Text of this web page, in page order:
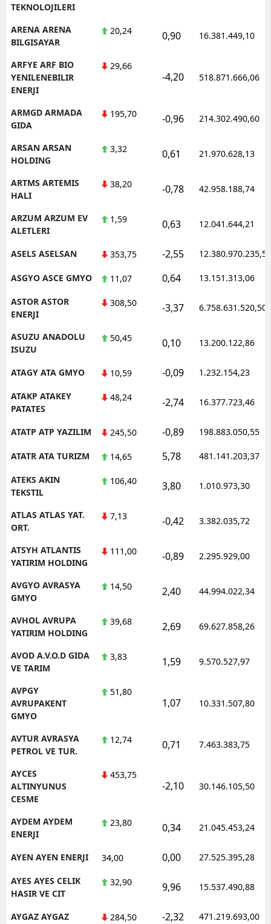
TEKNOLOJILERI
ARENA ARENA
BILGISAYAR
20,24 0,90 16.381.449,10
ARFYE ARF BIO
YENILENEBILIR
ENERJI
29,66
-4,20 518.871.666,06
ARMGD ARMADA
GIDA
195,70 -0,96 214.302.490,60
ARSAN ARSAN
HOLDING
3,32 0,61 21.970.628,13
ARTMS ARTEMIS
HALI
38,20 -0,78 42.958.188,74
ARZUM ARZUM EV
ALETLERI
1,59 0,63 12.041.644,21
ASELS ASELSAN 353,75 -2,55 12.380.970.235,50
ASGYO ASCE GMYO 11,07 0,64 13.151.313,06
ASTOR ASTOR
ENERJI
308,50 -3,37 6.758.631.520,50
ASUZU ANADOLU
ISUZU
50,45 0,10 13.200.122,86
ATAGY ATA GMYO 10,59 -0,09 1.232.154,23
ATAKP ATAKEY
PATATES
48,24 -2,74 16.377.723,46
ATATP ATP YAZILIM 245,50 -0,89 198.883.050,55
ATATR ATA TURIZM 14,65 5,78 481.141.203,37
ATEKS AKIN
TEKSTIL
106,40 3,80 1.010.973,30
ATLAS ATLAS YAT.
ORT.
7,13 -0,42 3.382.035,72
ATSYH ATLANTIS
YATIRIM HOLDING
111,00 -0,89 2.295.929,00
AVGYO AVRASYA
GMYO
14,50 2,40 44.994.022,34
AVHOL AVRUPA
YATIRIM HOLDING
39,68 2,69 69.627.858,26
AVOD A.V.O.D GIDA
VE TARIM
3,83 1,59 9.570.527,97
AVPGY
AVRUPAKENT
GMYO
51,80
1,07 10.331.507,80
AVTUR AVRASYA
PETROL VE TUR.
12,74 0,71 7.463.383,75
AYCES
ALTINYUNUS
CESME
453,75
-2,10 30.146.105,50
AYDEM AYDEM
ENERJI
23,80 0,34 21.045.453,24
AYEN AYEN ENERJI 34,00 0,00 27.525.395,28
AYES AYES CELIK
HASIR VE CIT
32,90 9,96 15.537.490,88
AYGAZ AYGAZ 284,50 -2,32 471.219.693,00